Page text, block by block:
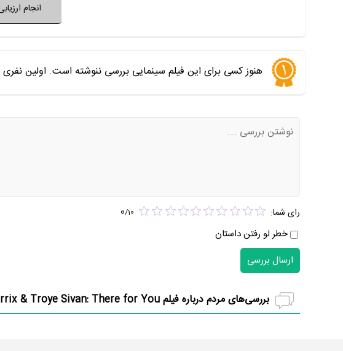
انجام
هنوز کسی برای این فیلم سینمایی بررسی ننوشته است. اولین
رای شما: 0/10
خطر لو رفتن داستان
ارسال بررسی
بررسی‌های مردم درباره فیلم Martin Garrix & Troye Sivan: There for You (